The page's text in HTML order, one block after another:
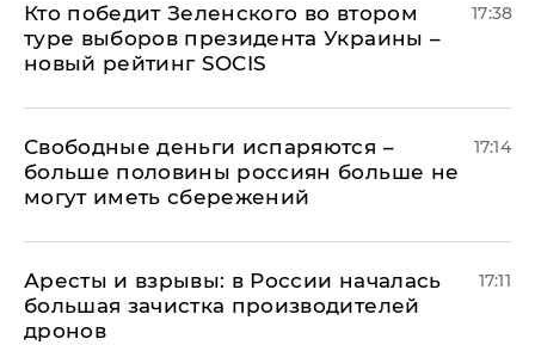
Кто победит Зеленского во втором
туре выборов президента Украины –
новый рейтинг SOCIS
17:38
Свободные деньги испаряются –
больше половины россиян больше не
могут иметь сбережений
17:14
Аресты и взрывы: в России началась
большая зачистка производителей
дронов
17:11